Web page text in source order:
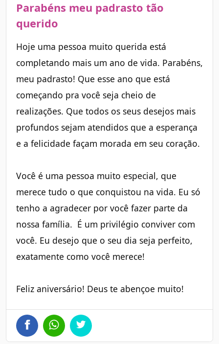
Parabéns meu padrasto tão
querido
Hoje uma pessoa muito querida está
completando mais um ano de vida. Parabéns,
meu padrasto! Que esse ano que está
começando pra você seja cheio de
realizações. Que todos os seus desejos mais
profundos sejam atendidos que a esperança
e a felicidade façam morada em seu coração.
Você é uma pessoa muito especial, que
merece tudo o que conquistou na vida. Eu só
tenho a agradecer por você fazer parte da
nossa família. É um privilégio conviver com
você. Eu desejo que o seu dia seja perfeito,
exatamente como você merece!
Feliz aniversário! Deus te abençoe muito!